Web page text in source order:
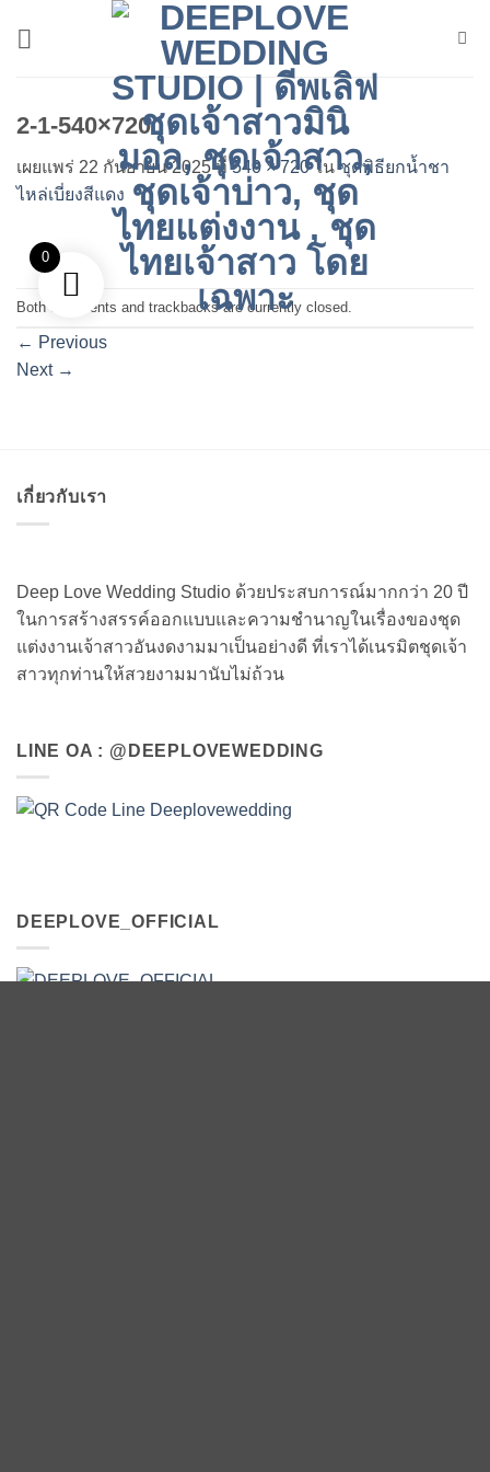
2-1-540×720
เผยแพร่ 22 กันยายน 2025ที่540 × 720ในชุดพิธียกน้ำชา
ไหล่เบี่ยงสีแดง
Both comments and trackbacks are currently closed.
← Previous
Next →
เกี่ยวกับเรา
Deep Love Wedding Studio ด้วยประสบการณ์มากกว่า 20 ปี
ในการสร้างสรรค์ออกแบบและความชำนาญในเรื่องของชุด
แต่งงานเจ้าสาวอันงดงามมาเป็นอย่างดี ที่เราได้เนรมิตชุดเจ้า
สาวทุกท่านให้สวยงามมานับไม่ถ้วน
LINE OA : @DEEPLOVEWEDDING
DEEPLOVE_OFFICIAL
0